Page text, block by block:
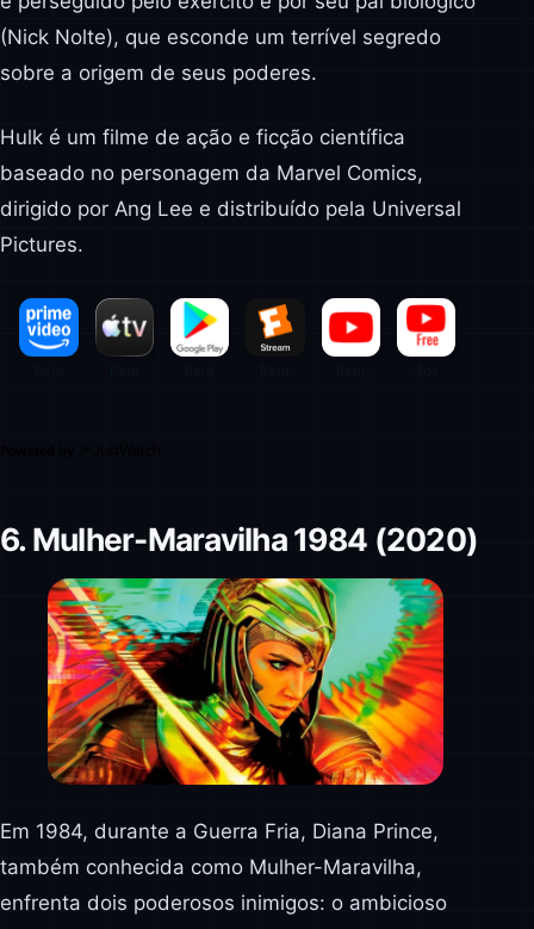
(Nick Nolte), que esconde um terrível segredo
sobre a origem de seus poderes.
Hulk é um filme de ação e ficção científica
baseado no personagem da Marvel Comics,
dirigido por Ang Lee e distribuído pela Universal
Pictures.
6. Mulher-Maravilha 1984 (2020)
Em 1984, durante a Guerra Fria, Diana Prince,
também conhecida como Mulher-Maravilha,
enfrenta dois poderosos inimigos: o ambicioso